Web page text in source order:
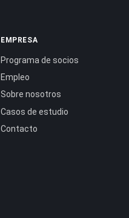
EMPRESA
Programa de socios
Empleo
Sobre nosotros
Casos de estudio
Contacto